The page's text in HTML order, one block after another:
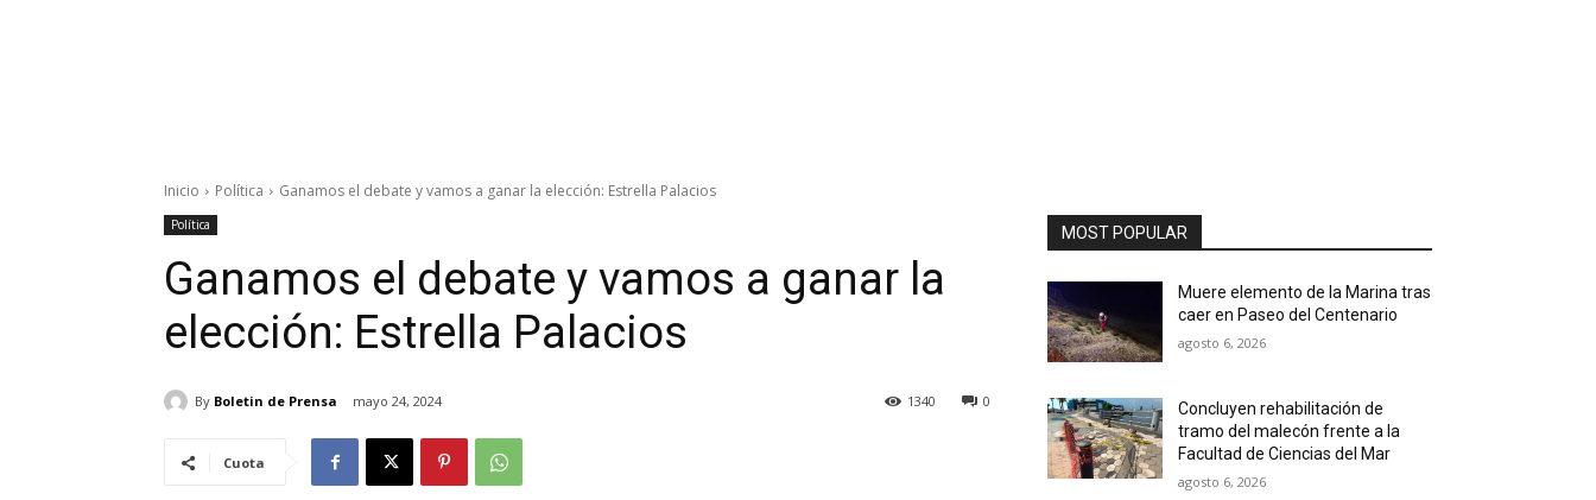
Inicio Política Ganamos el debate y vamos a ganar la elección: Estrella Palacios
Política
Ganamos el debate y vamos a ganar la
elección: Estrella Palacios
By Boletin de Prensa mayo 24, 2024 0
1340
Cuota
MOST POPULAR
Muere elemento de la Marina tras
caer en Paseo del Centenario
agosto 6, 2026
Concluyen rehabilitación de
tramo del malecón frente a la
Facultad de Ciencias del Mar
agosto 6, 2026